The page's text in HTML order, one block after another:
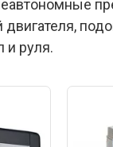
двигателя,
и руля.